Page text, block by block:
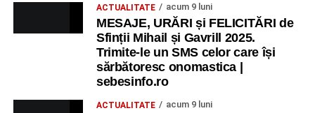
ACTUALITATE acum 9 luni
MESAJE, URĂRI și FELICITĂRI de
Sfinții Mihail și Gavrill 2025.
Trimite-le un SMS celor care își
sărbătoresc onomastica |
sebesinfo.ro
ACTUALITATE acum 9 luni